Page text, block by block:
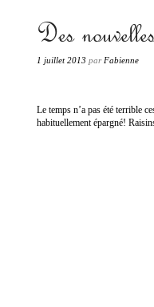
«Les produits de terroir
Des
1 juillet 2013 par Fabienne
Le temps n’a pas été terrible
habituellement épargné!